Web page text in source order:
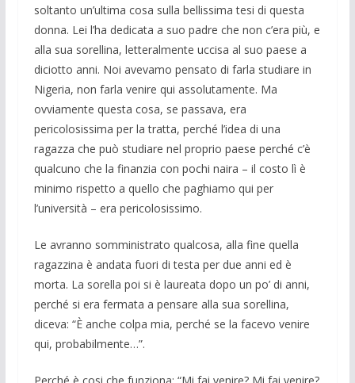
soltanto un’ultima cosa sulla bellissima tesi di questa
donna. Lei l’ha dedicata a suo padre che non c’era più, e
alla sua sorellina, letteralmen­te uccisa al suo paese a
diciotto anni. Noi avevamo pensato di farla studiare in
Nige­ria, non farla venire qui assoluta­mente. Ma
ovviamente questa cosa, se passava, era
pericolosissima per la tratta, perché l’idea di una
ragazza che può stu­diare nel proprio paese perché c’è
qualcu­no che la finanzia con pochi naira – il co­sto lì è
mi­nimo rispetto a quello che paghiamo qui per
l’università – era peri­colosissimo.
Le avranno somministrato qualcosa, alla fine quella
ragazzina è andata fuori di testa per due anni ed è
morta. La sorella poi si è laureata dopo un po’ di anni,
per­ché si era fermata a pensare alla sua sorel­lina,
diceva: “È anche colpa mia, perché se la facevo venire
qui, probabilmente…”.